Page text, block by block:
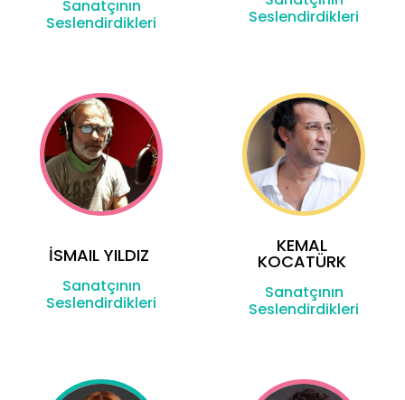
Sanatçının
Seslendirdikleri
Seslendirdikleri
İSMAIL YILDIZ
Sanatçının
Seslendirdikleri
KEMAL
KOCATÜRK
Sanatçının
Seslendirdikleri